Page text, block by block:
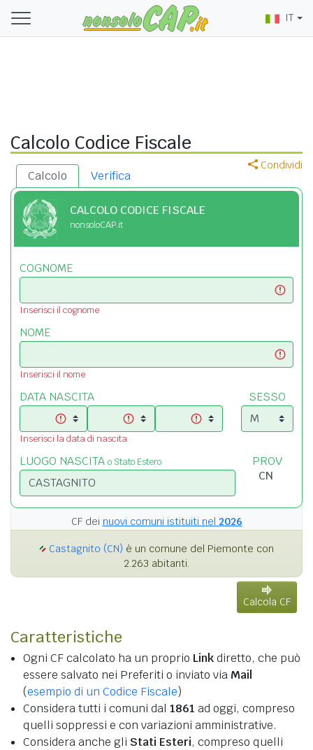
IT
Calcolo Codice Fiscale
Condividi
Calcolo Verifica
CALCOLO CODICE FISCALE
nonsoloCAP.it
COGNOME
Inserisci il cognome
NOME
Inserisci il nome
DATA NASCITA
Inserisci la data di nascita
SESSO
LUOGO NASCITA o Stato Estero PROV
CF dei nuovi comuni istituiti nel 2026
Castagnito (CN) è un comune del Piemonte con
2.263 abitanti.
Calcola CF
Caratteristiche
Ogni CF calcolato ha un proprio Linkdiretto, che può
essere salvato nei Preferiti o inviato via Mail
(esempio di un Codice Fiscale)
Considera tutti i comuni dal 1861 ad oggi, compreso
quelli soppressi e con variazioni amministrative.
Considera anche gli Stati Esteri, compreso quelli